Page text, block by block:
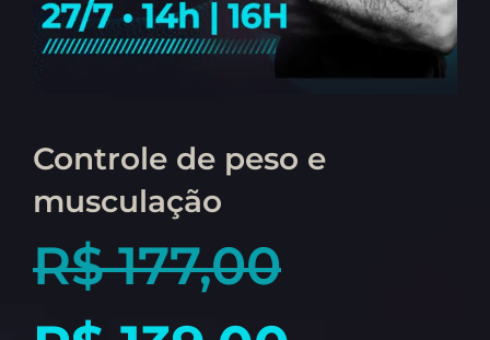
Controle de peso e
musculação
R$177,00